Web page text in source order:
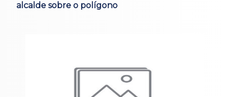
alcalde sobre o polígono